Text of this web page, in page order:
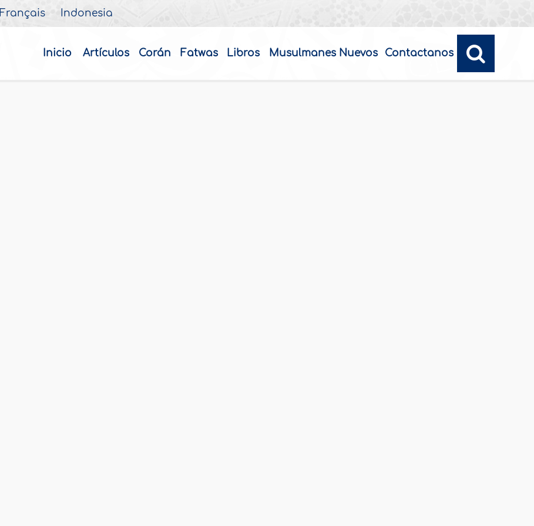
Français Indonesia
Inicio Artículos Corán Fatwas Libros Musulmanes Nuevos Contactanos